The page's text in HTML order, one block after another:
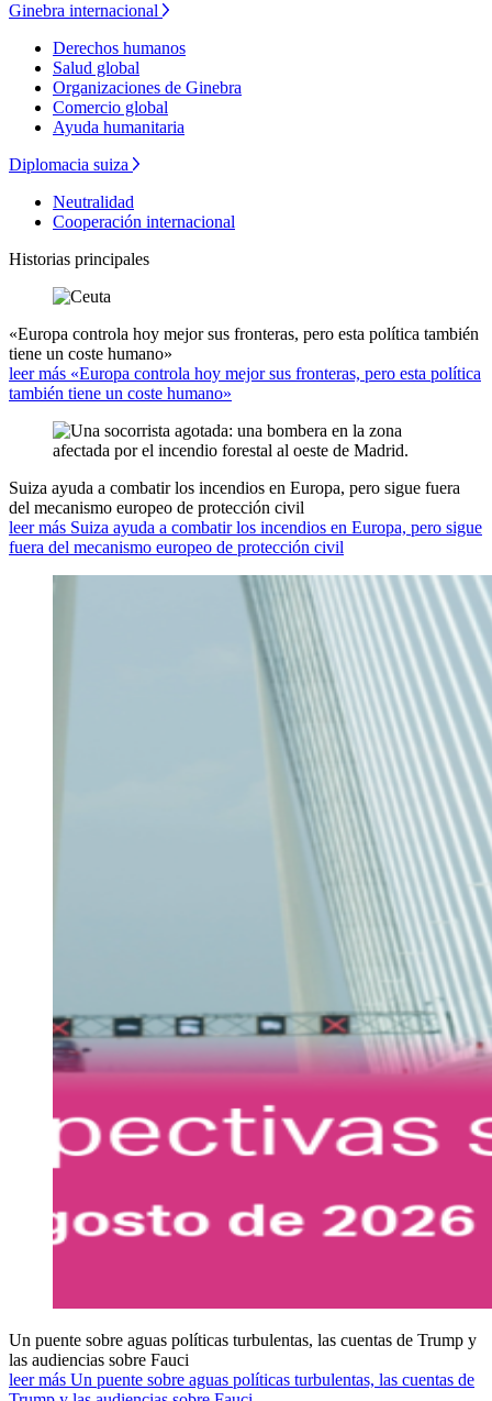
Ginebra internacional
Derechos humanos
Salud global
Organizaciones de Ginebra
Comercio global
Ayuda humanitaria
Diplomacia suiza
Neutralidad
Cooperación internacional
Historias principales
«Europa controla hoy mejor sus fronteras, pero esta política también
tiene un coste humano»
leer más «Europa controla hoy mejor sus fronteras, pero esta política
también tiene un coste humano»
Suiza ayuda a combatir los incendios en Europa, pero sigue fuera
del mecanismo europeo de protección civil
leer más Suiza ayuda a combatir los incendios en Europa, pero sigue
fuera del mecanismo europeo de protección civil
Un puente sobre aguas políticas turbulentas, las cuentas de Trump y
las audiencias sobre Fauci
leer más Un puente sobre aguas políticas turbulentas, las cuentas de